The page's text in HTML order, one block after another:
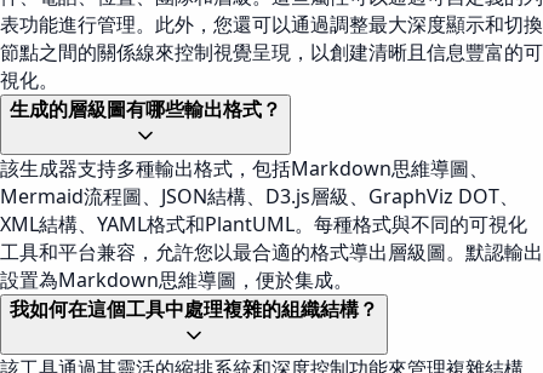
表功能進行管理。此外，您還可以通過調整最大深度顯示和切換
節點之間的關係線來控制視覺呈現，以創建清晰且信息豐富的可
視化。
生成的層級圖有哪些輸出格式？
該生成器支持多種輸出格式，包括Markdown思維導圖、
Mermaid流程圖、JSON結構、D3.js層級、GraphViz DOT、
XML結構、YAML格式和PlantUML。每種格式與不同的可視化
工具和平台兼容，允許您以最合適的格式導出層級圖。默認輸出
設置為Markdown思維導圖，便於集成。
我如何在這個工具中處理複雜的組織結構？